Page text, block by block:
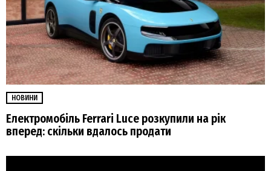
НОВИНИ
Електромобіль Ferrari Luce розкупили на рік
вперед: скільки вдалось продати